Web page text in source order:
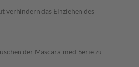
verhindern das Einziehen des
der Mascara-med-Serie zu